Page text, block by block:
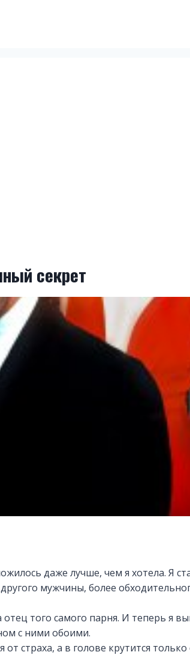
секрет
даже лучше, чем я хотела. Я
мужчины, более
отец того самого парня. И теперь я
с ними обоими.
от страха, а в голове крутится